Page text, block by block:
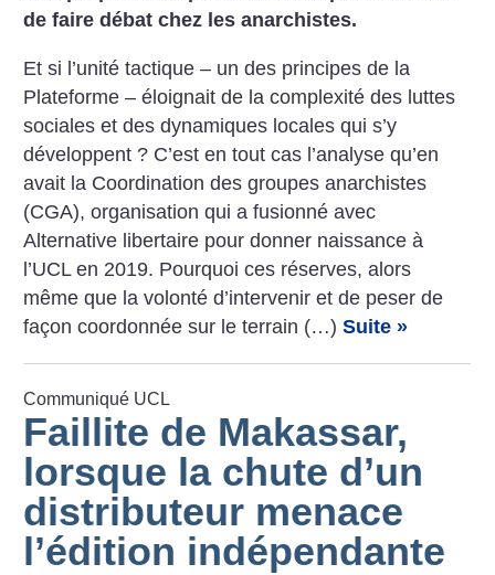
de faire débat chez les anarchistes.
Et si l’unité tactique – un des principes de la
Plateforme – éloignait de la complexité des luttes
sociales et des dynamiques locales qui s’y
développent ? C’est en tout cas l’analyse qu’en
avait la Coordination des groupes anarchistes
(CGA), organisation qui a fusionné avec
Alternative libertaire pour donner naissance à
l’UCL en 2019. Pourquoi ces réserves, alors
même que la volonté d’intervenir et de peser de
façon coordonnée sur le terrain (…)Suite »
Communiqué UCL
Faillite de Makassar,
lorsque la chute d’un
distributeur menace
l’édition indépendante